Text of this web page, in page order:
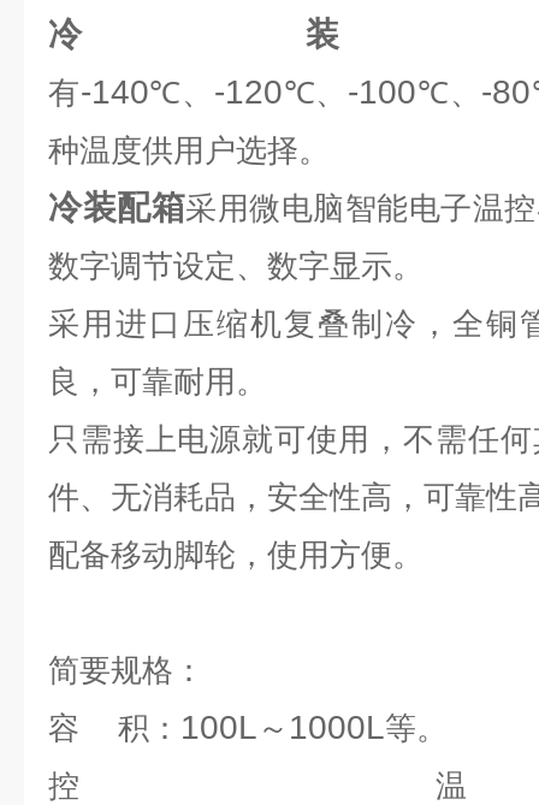
冷装
有-140℃、 -120℃、 -100℃、 -80
种温度供用户选择。
冷装配箱采用微电脑智能电子温
数字调节设定、数字显示。
采用进口压缩机复叠制冷，全铜
良，可靠耐用。
只需接上电源就可使用，不需任
件、无消耗品，安全性高，可靠性
配备移动脚轮，使用方便。
简要规格：
容
积： 100L ～ 1000L等。
控